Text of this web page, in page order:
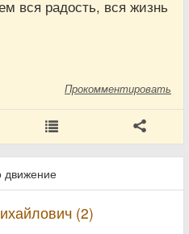
вся радость, вся жизнь
Прокомментировать
движение
(2)